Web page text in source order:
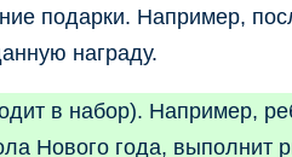
подарки. Например,
награду.
в набор). Например,
Нового года, выполнит